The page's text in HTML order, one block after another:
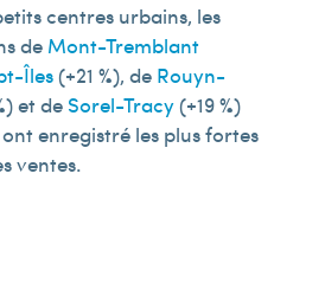
centres urbains, les
de Mont-Tremblant
Îles(+21 %), de Rouyn-
et de Sorel-Tracy(+19 %)
enregistré les plus fortes
ventes.